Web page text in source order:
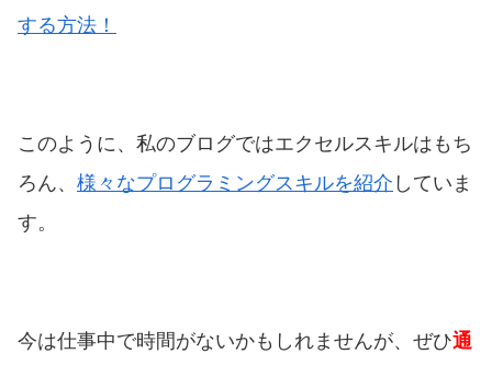
する方法！
このように、私のブログではエクセルスキルはもち
ろん、 様々なプログラミングスキルを紹介していま
す。
今は仕事中で時間がないかもしれませんが、ぜひ通